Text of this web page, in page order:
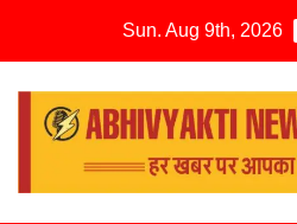
Sun. Aug 9th, 2026